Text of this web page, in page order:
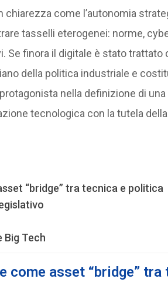
come l’autonomia
tasselli eterogenei: norme,
finora il digitale è stato trattato
della politica industriale e
nella definizione di una
tecnologica con la tutela
“bridge” tra tecnica e politica
Big Tech
come asset “bridge” tra